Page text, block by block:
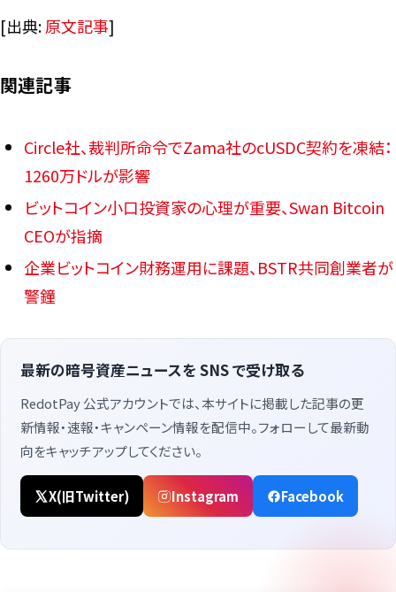
[出典:原文記事]
関連記事
Circle社、裁判所命令でZama社のcUSDC契約を凍結：
1260万ドルが影響
ビットコイン小口投資家の心理が重要、Swan Bitcoin
CEOが指摘
企業ビットコイン財務運用に課題、BSTR共同創業者が
警鐘
最新の暗号資産ニュースを SNS で受け取る
RedotPay 公式アカウントでは、本サイトに掲載した記事の更
新情報・速報・キャンペーン情報を配信中。フォローして最新動
向をキャッチアップしてください。
X(旧Twitter) Instagram Facebook